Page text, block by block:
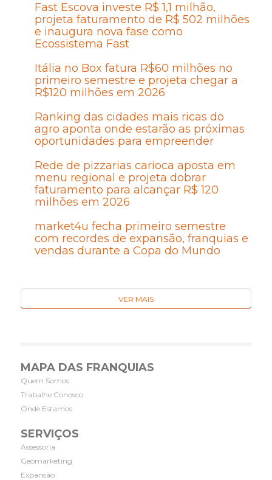
Fast Escova investe R$ 1,1 milhão,
projeta faturamento de R$ 502 milhões
e inaugura nova fase como
Ecossistema Fast
Itália no Box fatura R$60 milhões no
primeiro semestre e projeta chegar a
R$120 milhões em 2026
Ranking das cidades mais ricas do
agro aponta onde estarão as próximas
oportunidades para empreender
Rede de pizzarias carioca aposta em
menu regional e projeta dobrar
faturamento para alcançar R$ 120
milhões em 2026
market4u fecha primeiro semestre
com recordes de expansão, franquias e
vendas durante a Copa do Mundo
VER MAIS
MAPA DAS FRANQUIAS
Quem Somos
Trabalhe Conosco
Onde Estamos
SERVIÇOS
Assessoria
Geomarketing
Expansão